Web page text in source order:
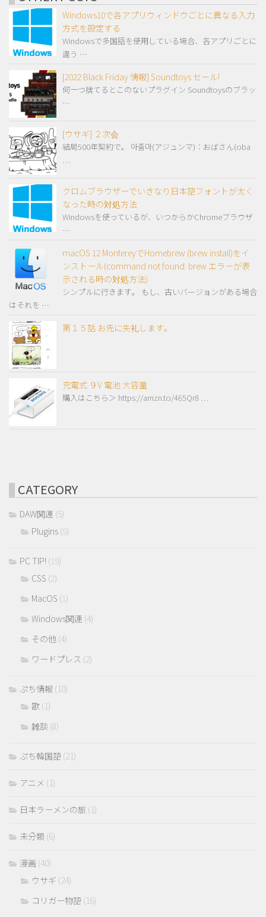
Windows10で各アプリウィンドウごとに異なる入力
方式を設定する
Windowsで多国語を使用している場合、各アプリごとに
違う …
[2022 Black Friday 情報] Soundtoys セール!
何一つ捨てるとこのないプラグイン Soundtoysのブラッ
…
[ウサギ] ２次会
結局500年契約で。 아줌마(アジュンマ)：おばさん(oba
…
クロムブラウザーでいきなり日本語フォントが太く
なった時の対処方法
Windowsを使っているが、いつからかChromeブラウザ
…
macOS 12 MontereyでHomebrew (brew install)をイ
ンストール(command not found: brew エラーが表
示される時の対処方法)
シンプルに行きます。 もし、古いバージョンがある場合
はそれを …
第１５話 お先に失礼します。
充電式 ９V 電池 大容量
購入はこちら＞ https://amzn.to/465Qr8 …
CATEGORY
DAW関連 (5)
Plugins (5)
PC TIP! (19)
CSS (2)
MacOS (1)
Windows関連 (4)
その他 (4)
ワードプレス (2)
ぷち情報 (10)
歌 (1)
雑談 (8)
ぷち韓国語 (21)
アニメ (1)
日本ラーメンの旅 (1)
未分類 (6)
漫画 (40)
ウサギ (24)
コリガー物語 (16)